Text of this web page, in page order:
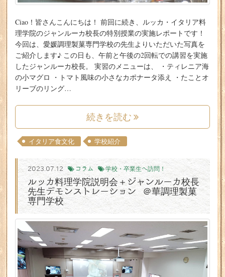
Ciao！皆さんこんにちは！ 前回に続き、ルッカ・イタリア料
理学院のジャンルーカ校長の特別授業の実施レポートです！
今回は、愛媛調理製菓専門学校の先生よりいただいた写真を
ご紹介します♪ この日も、午前と午後の2回転での講習を実施
したジャンルーカ校長。 実習のメニューは、 ・ティレニア海
の小マグロ ・トマト風味の小さなカポナータ添え ・たことオ
リーブのリング…
続きを読む
イタリア食文化 学校紹介
2023.07.12 コラム 学校・卒業生へ訪問！
ルッカ料理学院説明会＋ジャンルーカ校長
先生デモンストレーション ＠華調理製菓
専門学校